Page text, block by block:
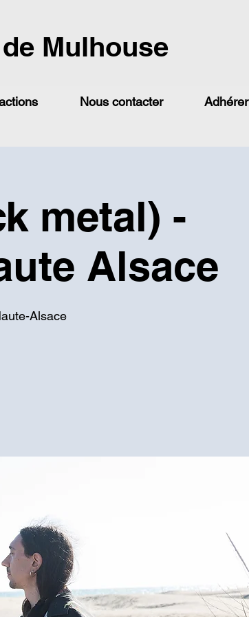
Mulhouse
Nous contacter Adhérer
metal) -
Alsace
Alsace